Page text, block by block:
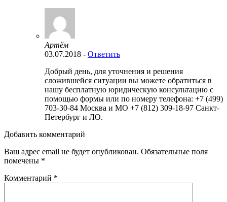
Артём
03.07.2018 - Ответить
Добрый день, для уточнения и решения
сложившейся ситуации вы можете обратиться в
нашу бесплатную юридическую консультацию с
помощью формы или по номеру телефона: +7 (499)
703-30-84 Москва и МО +7 (812) 309-18-97 Санкт-
Петербург и ЛО.
Добавить комментарий
Ваш адрес email не будет опубликован. Обязательные поля
помечены *
Комментарий *